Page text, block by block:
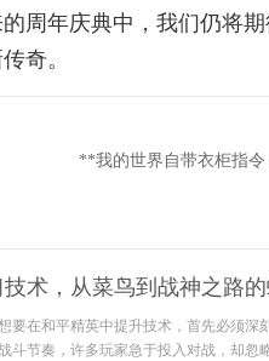
周年庆典中，我们仍将
奇。
**我的世界自带衣柜指
术，从菜鸟到战神之路
要在和平精英中提升技术，首先必须深
斗节奏，许多玩家急于投入对战，却忽